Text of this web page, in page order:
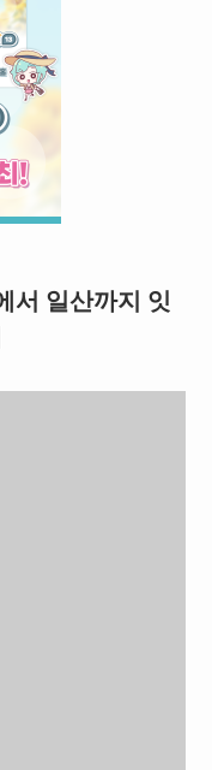
서 일산까지 잇